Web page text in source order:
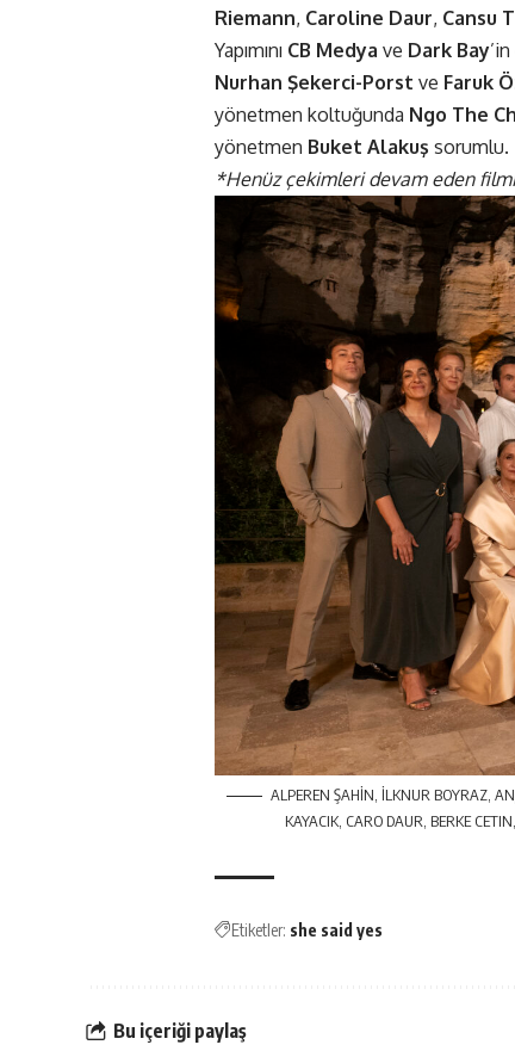
Riemann, Caroline Daur, Cansu
Yapımını CB Medya ve Dark Bay
Nurhan Şekerci-Porst ve Faruk
yönetmen koltuğunda Ngo The
yönetmen Buket Alakuş sorumlu.
*Henüz çekimleri devam eden
ALPEREN ŞAHİN, İLKNUR BOYRAZ,
KAYACIK, CARO DAUR, BERKE
Etiketler: she said yes
Bu içeriği paylaş